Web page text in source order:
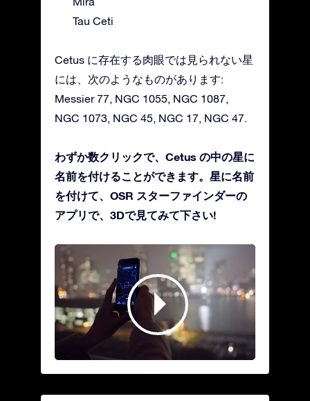
Tau Ceti
Cetus に存在する肉眼では見られない星
には、次のようなものがあります:
Messier 77, NGC 1055, NGC 1087,
NGC 1073, NGC 45, NGC 17, NGC 47.
わずか数クリックで、Cetus の中の星に
名前を付けることができます。星に名前
を付けて、OSR スターファインダーの
アプリで、3Dで見てみて下さい!